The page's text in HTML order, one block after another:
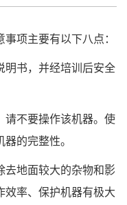
项主要有以下八点：
明书，并经培训后安全
请不要操作该机器。使
的完整性。
去地面较大的杂物和影
效率、保护机器有极大